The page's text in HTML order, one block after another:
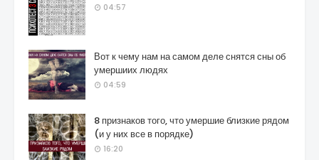
04:57
Вот к чему нам на самом деле снятся сны об
умершиих людях
04:59
8 признаков того, что умершие близкие рядом
(и у них все в порядке)
16:20